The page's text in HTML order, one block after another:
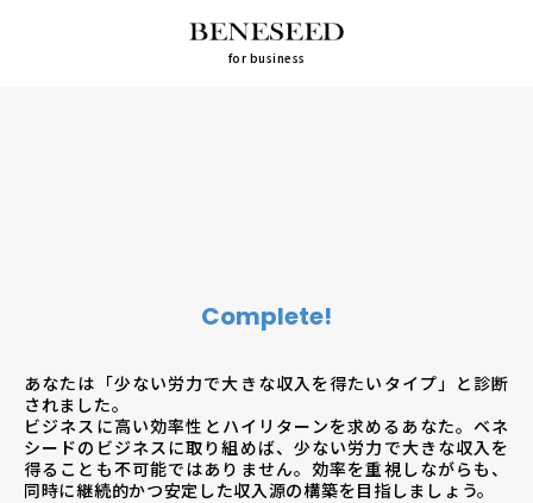
for business
Complete!
あなたは「少ない労力で大きな収入を得たいタイプ」と診断
されました。
ビジネスに高い効率性とハイリターンを求めるあなた。ベネ
シードのビジネスに取り組めば、少ない労力で大きな収入を
得ることも不可能ではありません。効率を重視しながらも、
同時に継続的かつ安定した収入源の構築を目指しましょう。